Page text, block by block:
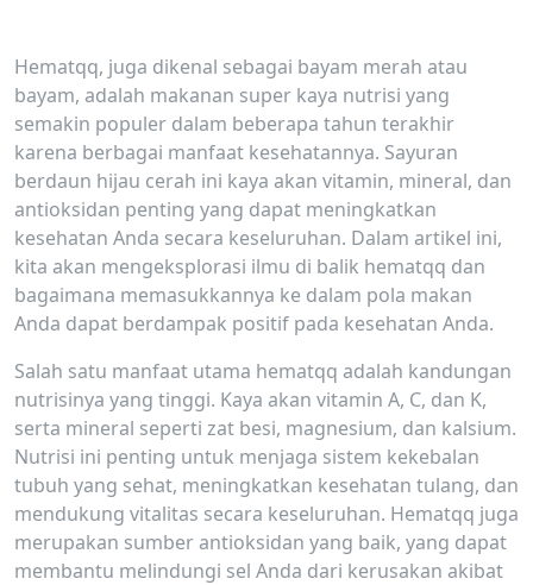
Hematqq, juga dikenal sebagai bayam merah atau
bayam, adalah makanan super kaya nutrisi yang
semakin populer dalam beberapa tahun terakhir
karena berbagai manfaat kesehatannya. Sayuran
berdaun hijau cerah ini kaya akan vitamin, mineral, dan
antioksidan penting yang dapat meningkatkan
kesehatan Anda secara keseluruhan. Dalam artikel ini,
kita akan mengeksplorasi ilmu di balik hematqq dan
bagaimana memasukkannya ke dalam pola makan
Anda dapat berdampak positif pada kesehatan Anda.
Salah satu manfaat utama hematqq adalah kandungan
nutrisinya yang tinggi. Kaya akan vitamin A, C, dan K,
serta mineral seperti zat besi, magnesium, dan kalsium.
Nutrisi ini penting untuk menjaga sistem kekebalan
tubuh yang sehat, meningkatkan kesehatan tulang, dan
mendukung vitalitas secara keseluruhan. Hematqq juga
merupakan sumber antioksidan yang baik, yang dapat
membantu melindungi sel Anda dari kerusakan akibat